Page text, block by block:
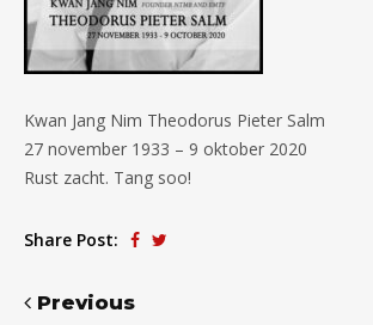
Kwan Jang Nim Theodorus Pieter Salm
27 november 1933 – 9 oktober 2020
Rust zacht. Tang soo!
Share Post:
Previous